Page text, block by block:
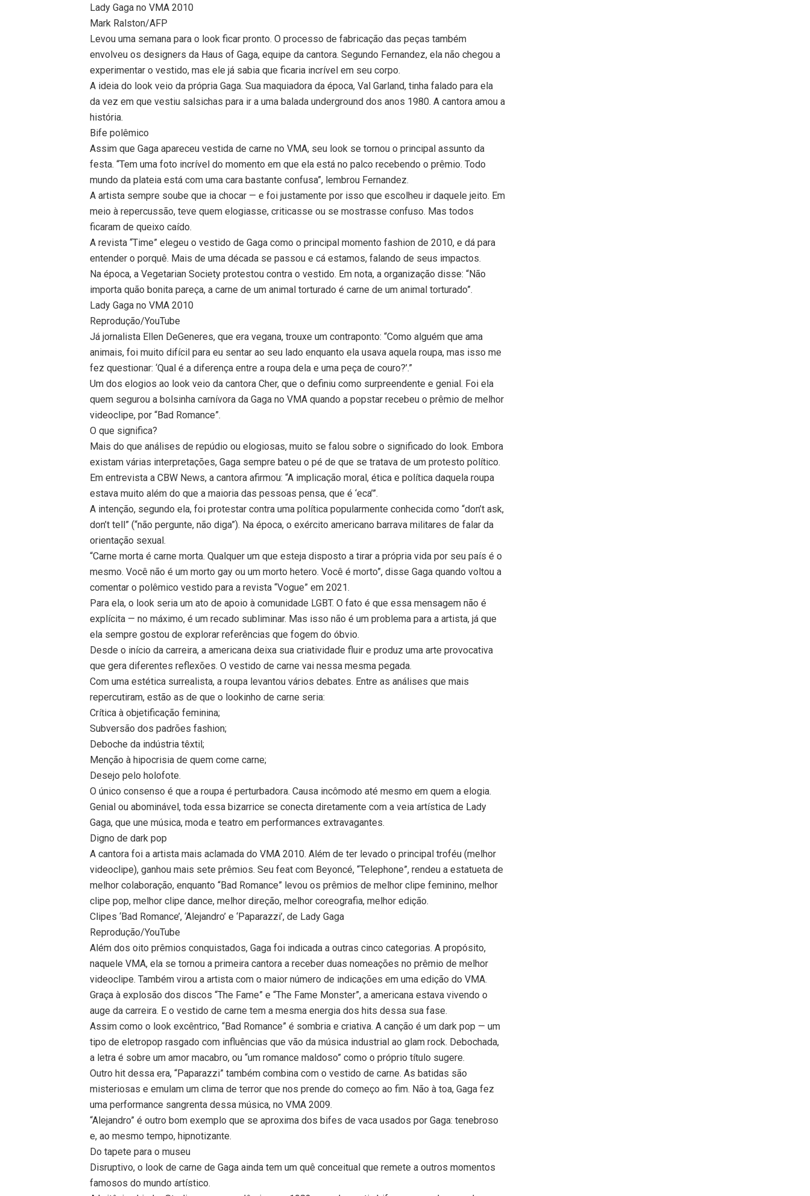
Lady Gaga no VMA 2010
Mark Ralston/AFP
Levou uma semana para o look ficar pronto. O processo de fabricação das peças também
envolveu os designers da Haus of Gaga, equipe da cantora. Segundo Fernandez, ela não chegou a
experimentar o vestido, mas ele já sabia que ficaria incrível em seu corpo.
A ideia do look veio da própria Gaga. Sua maquiadora da época, Val Garland, tinha falado para ela
da vez em que vestiu salsichas para ir a uma balada underground dos anos 1980. A cantora amou a
história.
Bife polêmico
Assim que Gaga apareceu vestida de carne no VMA, seu look se tornou o principal assunto da
festa. “Tem uma foto incrível do momento em que ela está no palco recebendo o prêmio. Todo
mundo da plateia está com uma cara bastante confusa”, lembrou Fernandez.
A artista sempre soube que ia chocar — e foi justamente por isso que escolheu ir daquele jeito. Em
meio à repercussão, teve quem elogiasse, criticasse ou se mostrasse confuso. Mas todos
ficaram de queixo caído.
A revista “Time” elegeu o vestido de Gaga como o principal momento fashion de 2010, e dá para
entender o porquê. Mais de uma década se passou e cá estamos, falando de seus impactos.
Na época, a Vegetarian Society protestou contra o vestido. Em nota, a organização disse: “Não
importa quão bonita pareça, a carne de um animal torturado é carne de um animal torturado”.
Lady Gaga no VMA 2010
Reprodução/YouTube
Já jornalista Ellen DeGeneres, que era vegana, trouxe um contraponto: “Como alguém que ama
animais, foi muito difícil para eu sentar ao seu lado enquanto ela usava aquela roupa, mas isso me
fez questionar: ‘Qual é a diferença entre a roupa dela e uma peça de couro?’.”
Um dos elogios ao look veio da cantora Cher, que o definiu como surpreendente e genial. Foi ela
quem segurou a bolsinha carnívora da Gaga no VMA quando a popstar recebeu o prêmio de melhor
videoclipe, por “Bad Romance”.
O que significa?
Mais do que análises de repúdio ou elogiosas, muito se falou sobre o significado do look. Embora
existam várias interpretações, Gaga sempre bateu o pé de que se tratava de um protesto político.
Em entrevista a CBW News, a cantora afirmou: “A implicação moral, ética e política daquela roupa
estava muito além do que a maioria das pessoas pensa, que é ‘eca’”.
A intenção, segundo ela, foi protestar contra uma política popularmente conhecida como “don’t ask,
don’t tell” (“não pergunte, não diga”). Na época, o exército americano barrava militares de falar da
orientação sexual.
“Carne morta é carne morta. Qualquer um que esteja disposto a tirar a própria vida por seu país é o
mesmo. Você não é um morto gay ou um morto hetero. Você é morto”, disse Gaga quando voltou a
comentar o polêmico vestido para a revista “Vogue” em 2021.
Para ela, o look seria um ato de apoio à comunidade LGBT. O fato é que essa mensagem não é
explícita — no máximo, é um recado subliminar. Mas isso não é um problema para a artista, já que
ela sempre gostou de explorar referências que fogem do óbvio.
Desde o início da carreira, a americana deixa sua criatividade fluir e produz uma arte provocativa
que gera diferentes reflexões. O vestido de carne vai nessa mesma pegada.
Com uma estética surrealista, a roupa levantou vários debates. Entre as análises que mais
repercutiram, estão as de que o lookinho de carne seria:
Crítica à objetificação feminina;
Subversão dos padrões fashion;
Deboche da indústria têxtil;
Menção à hipocrisia de quem come carne;
Desejo pelo holofote.
O único consenso é que a roupa é perturbadora. Causa incômodo até mesmo em quem a elogia.
Genial ou abominável, toda essa bizarrice se conecta diretamente com a veia artística de Lady
Gaga, que une música, moda e teatro em performances extravagantes.
Digno de dark pop
A cantora foi a artista mais aclamada do VMA 2010. Além de ter levado o principal troféu (melhor
videoclipe), ganhou mais sete prêmios. Seu feat com Beyoncé, “Telephone”, rendeu a estatueta de
melhor colaboração, enquanto “Bad Romance” levou os prêmios de melhor clipe feminino, melhor
clipe pop, melhor clipe dance, melhor direção, melhor coreografia, melhor edição.
Clipes ‘Bad Romance’, ‘Alejandro’ e ‘Paparazzi’, de Lady Gaga
Reprodução/YouTube
Além dos oito prêmios conquistados, Gaga foi indicada a outras cinco categorias. A propósito,
naquele VMA, ela se tornou a primeira cantora a receber duas nomeações no prêmio de melhor
videoclipe. Também virou a artista com o maior número de indicações em uma edição do VMA.
Graça à explosão dos discos “The Fame” e “The Fame Monster”, a americana estava vivendo o
auge da carreira. E o vestido de carne tem a mesma energia dos hits dessa sua fase.
Assim como o look excêntrico, “Bad Romance” é sombria e criativa. A canção é um dark pop — um
tipo de eletropop rasgado com influências que vão da música industrial ao glam rock. Debochada,
a letra é sobre um amor macabro, ou “um romance maldoso” como o próprio título sugere.
Outro hit dessa era, “Paparazzi” também combina com o vestido de carne. As batidas são
misteriosas e emulam um clima de terror que nos prende do começo ao fim. Não à toa, Gaga fez
uma performance sangrenta dessa música, no VMA 2009.
“Alejandro” é outro bom exemplo que se aproxima dos bifes de vaca usados por Gaga: tenebroso
e, ao mesmo tempo, hipnotizante.
Do tapete para o museu
Disruptivo, o look de carne de Gaga ainda tem um quê conceitual que remete a outros momentos
famosos do mundo artístico.